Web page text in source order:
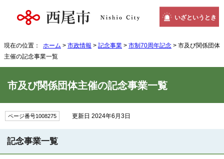
いざというとき
現在の位置： ホーム > 市政情報 > 記念事業 > 市制70周年記念 > 市及び関係団体
主催の記念事業一覧
市及び関係団体主催の記念事業一覧
ページ番号1008275 更新日 2024年6月3日
記念事業一覧